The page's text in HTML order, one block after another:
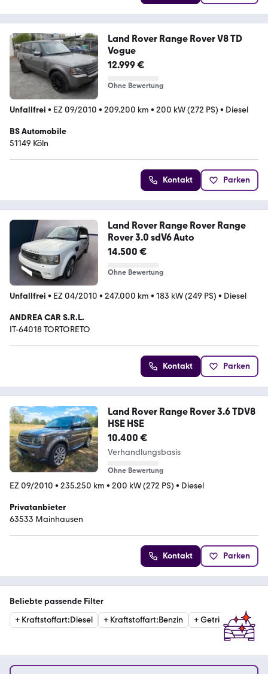
Land Rover Range Rover V8 TD
Vogue
12.999 €
Ohne Bewertung
Unfallfrei • EZ 09/2010 • 209.200 km • 200 kW (272 PS) • Diesel
BS Automobile
51149 Köln
Kontakt Parken
Land Rover Range Rover Range
Rover 3.0 sdV6 Auto
14.500 €
Ohne Bewertung
Unfallfrei • EZ 04/2010 • 247.000 km • 183 kW (249 PS) • Diesel
ANDREA CAR S.R.L.
IT-64018 TORTORETO
Kontakt Parken
Land Rover Range Rover 3.6 TDV8
HSE HSE
10.400 €
Verhandlungsbasis
Ohne Bewertung
EZ 09/2010 • 235.250 km • 200 kW (272 PS) • Diesel
Privatanbieter
63533 Mainhausen
Kontakt Parken
Beliebte passende Filter
+ Kraftstoffart:Diesel + Kraftstoffart:Benzin +Getriebe: